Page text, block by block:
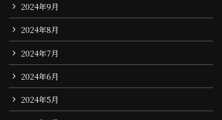
2024年9月
2024年8月
2024年7月
2024年6月
2024年5月